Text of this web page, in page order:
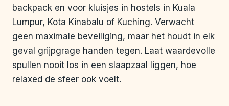
backpack en voor kluisjes in hostels in Kuala
Lumpur, Kota Kinabalu of Kuching. Verwacht
geen maximale beveiliging, maar het houdt in elk
geval grijpgrage handen tegen. Laat waardevolle
spullen nooit los in een slaapzaal liggen, hoe
relaxed de sfeer ook voelt.